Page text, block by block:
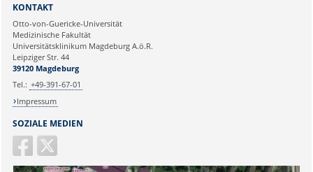
Ihre E-Mailadresse:
Ihr Anliegen:
SOZIALE MEDIEN
KONTAKT
Otto-von-Guericke-Universität
Medizinische Fakultät
Universitätsklinikum Magdeburg A.ö.R.
Leipziger Str. 44
39120 Magdeburg
Tel.: +49-391-67-01
Impressum